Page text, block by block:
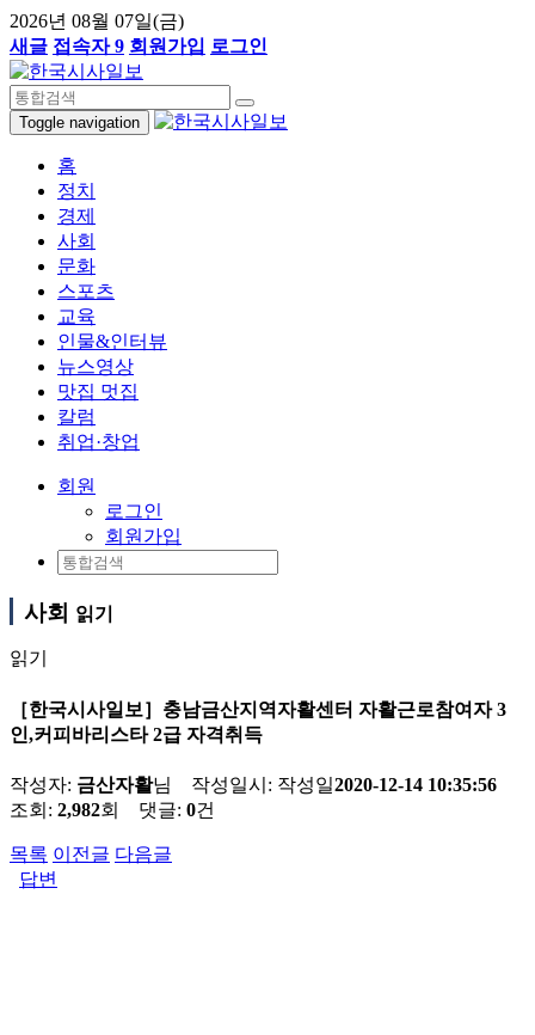
2026년 08월 07일(금)
새글 접속자 9 회원가입 로그인
Toggle navigation
홈
정치
경제
사회
문화
스포츠
교육
인물&인터뷰
뉴스영상
맛집 멋집
칼럼
취업·창업
회원
로그인
회원가입
사회 읽기
읽기
［한국시사일보］충남금산지역자활센터 자활근로참여자 3
인,커피바리스타 2급 자격취득
작성자: 금산자활님 작성일시: 작성일2020-12-14 10:35:56
조회: 2,982회 댓글: 0건
목록 이전글 다음글
답변